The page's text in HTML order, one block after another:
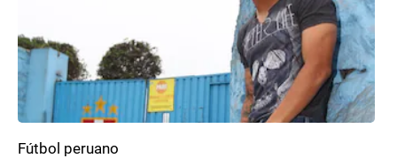
Fútbol peruano